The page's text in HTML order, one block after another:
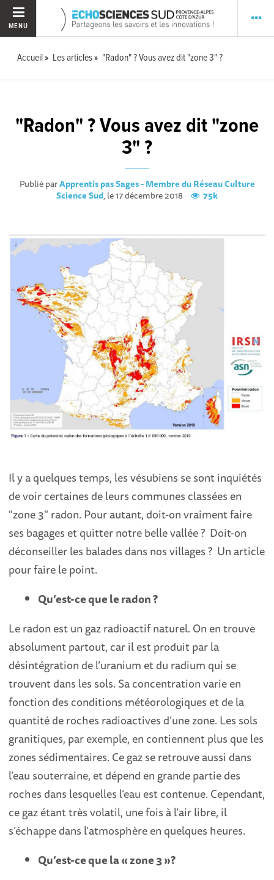
MENU
Accueil Les articles "Radon" ? Vous avez dit "zone 3" ?
"Radon" ? Vous avez dit "zone
3" ?
Publié parApprentis pas Sages - Membre du Réseau Culture
Science Sud, le 17 décembre 2018 75k
Il y a quelques temps, les vésubiens se sont inquiétés
de voir certaines de leurs communes classées en
"zone 3" radon. Pour autant, doit-on vraiment faire
ses bagages et quitter notre belle vallée ? Doit-on
déconseiller les balades dans nos villages ? Un article
pour faire le point.
Qu’est-ce que le radon ?
Le radon est un gaz radioactif naturel. On en trouve
absolument partout, car il est produit par la
désintégration de l’uranium et du radium qui se
trouvent dans les sols. Sa concentration varie en
fonction des conditions météorologiques et de la
quantité de roches radioactives d’une zone. Les sols
granitiques, par exemple, en contiennent plus que les
zones sédimentaires. Ce gaz se retrouve aussi dans
l’eau souterraine, et dépend en grande partie des
roches dans lesquelles l’eau est contenue. Cependant,
ce gaz étant très volatil, une fois à l’air libre, il
s’échappe dans l’atmosphère en quelques heures.
Qu’est-ce que la « zone 3 »?